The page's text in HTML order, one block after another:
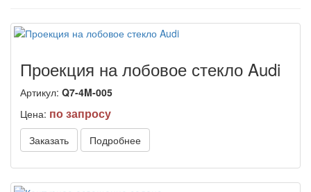
Проекция на лобовое стекло Audi
Артикул: Q7-4M-005
Цена: по запросу
Заказать Подробнее